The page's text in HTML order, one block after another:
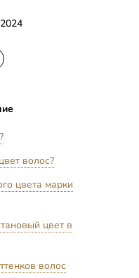
волос?
цвета марки
цвет в
волос